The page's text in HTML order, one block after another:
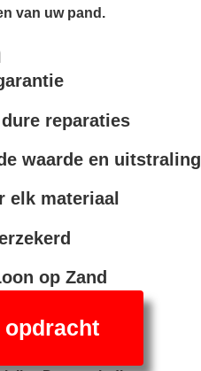
van uw pand.
reparaties
waarde en uitstraling
elk materiaal
op Zand
opdracht